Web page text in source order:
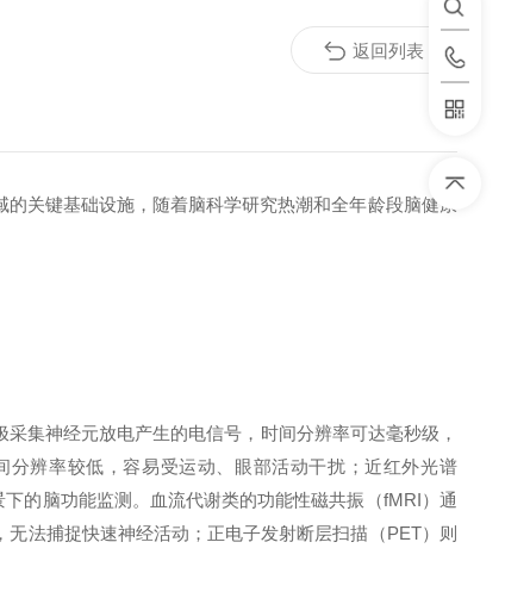
关键基础设施，随着脑科学研究热潮和全年龄段脑健康
集神经元放电产生的电信号，时间分辨率可达毫秒级，
辨率较低，容易受运动、眼部活动干扰；近红外光谱
的脑功能监测。血流代谢类的功能性磁共振（fMRI）通
法捕捉快速神经活动；正电子发射断层扫描（PET）则
返回列表